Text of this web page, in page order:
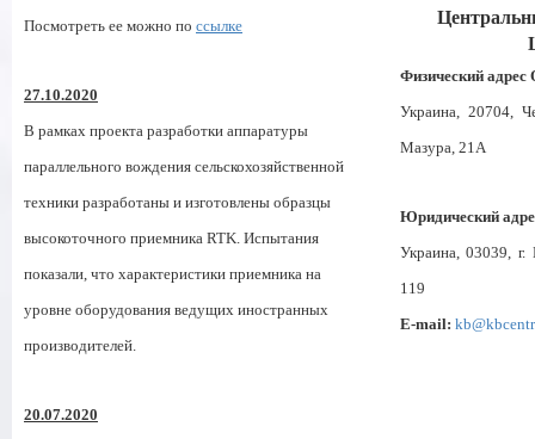
Посмотреть ее можно по ссылке
27.10.2020
В рамках проекта разработки аппаратуры
параллельного вождения сельскохозяйственной
техники разработаны и изготовлены образцы
высокоточного приемника RTK. Испытания
показали, что характеристики приемника на
уровне оборудования ведущих иностранных
производителей.
20.07.2020
Физический
Украина, 20704,
Мазура, 21А
Юридический
Украина, 03039,
119
E-mail: